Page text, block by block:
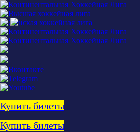
Купить билеты
Купить билеты